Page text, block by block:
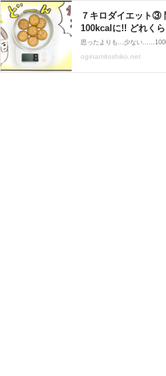
７キロダイエット③
100kcalに!! どれく
: トシコの日常
oginamitoshiko.net